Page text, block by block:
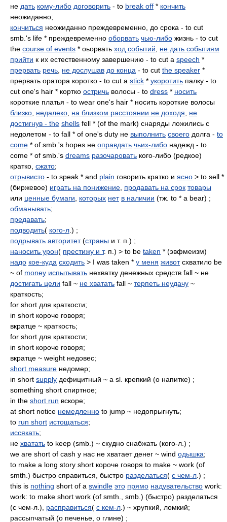
не дать кому-либо договорить - to break off * кончить
неожиданно;
кончиться неожиданно преждевременно, до срока - to cut
smb.'s life * преждевременно оборвать чью-либо жизнь - to cut
the course of events * оьорвать ход событий
не дать событиям
прийти к их естественному завершению - to cut a speech *
прервать речь не дослушав до конца - to cut the speaker *
прервать оратора коротко - to cut a stick * укоротить палку - to
cut one's hair * кортко остричь волосы - to dress * носить
короткие платья - to wear one's hair * носить короткие волосы
близко недалеко на близком расстоянии не доходя
не
достигнув - the shells fell * (of the mark) снаряды ложились с
недолетом - to fall * of one's duty не выполнить своего долга - to
come * of smb.'s hopes не оправдать чьих-либо надежд - to
come * of smb.'s dreams разочаровать кого-либо (редкое)
кратко, сжато;
отрывисто - to speak * and plain говорить кратко и ясно > to sell *
(биржевое) играть на понижение продавать на срок товары
или ценные бумаги которых нет в наличии (тж. to * a bear) ;
обманывать;
предавать;
подводить( кого-л .) ;
подрывать авторитет(страны и т. п.) ;
наносить урон( престижу и т. п.) > to be taken * (эвфмеизм)
надо кое-куда сходить > I was taken * у меня животсхватило be
~ of money испытывать нехватку денежных средств fall ~ не
достигать цели fall ~ не хватать fall ~ терпеть неудачу ~
краткость;
for short для краткости;
in short короче говоря;
вкратце ~ краткость;
for short для краткости;
in short короче говоря;
вкратце ~ weight недовес;
short measure недомер;
in short supply дефицитный ~ a sl. крепкий (о напитке) ;
something short спиртное;
in the short run вскоре;
at short notice немедленно to jump ~ недопрыгнуть;
to run short истощаться;
иссякать;
не хватать to keep (smb.) ~ скудно снабжать (кого-л.) ;
we are short of cash у нас не хватает денег ~ wind одышка;
to make a long story short короче говоря to make ~ work (of
smth.) быстро справиться, быстро разделаться( с чем-л .) ;
this is nothing short of a swindle это прямо надувательство work:
work: to make short work (of smth., smb.) (быстро) разделаться
(с чем-л.), расправиться( с кем-л .) ~ хрупкий, ломкий;
рассыпчатый (о печенье, о глине) ;